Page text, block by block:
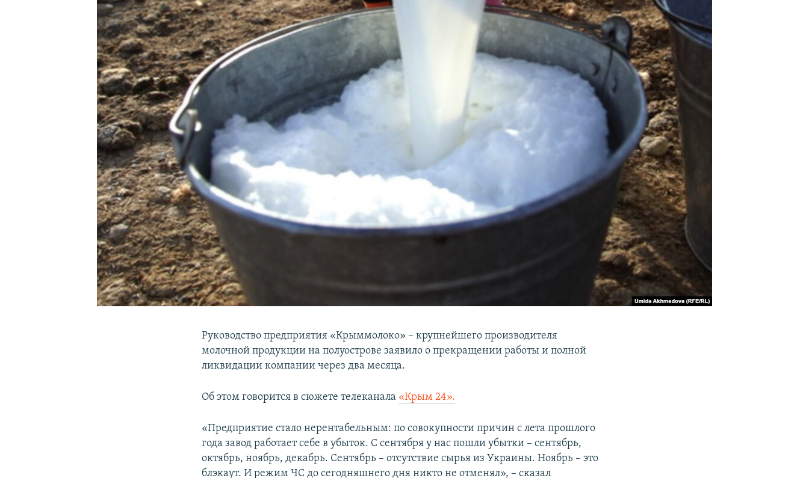
КРЫМ.НЕПОКОРЕННЫЙ
УКРАИНСКАЯ ПРОБЛЕМА КРЫМА
Руководство предприятия «Крыммолоко» – крупнейшего производителя
молочной продукции на полуострове заявило о прекращении работы и полной
ликвидации компании через два месяца.
Об этом говорится в сюжете телеканала «Крым 24».
«Предприятие стало нерентабельным: по совокупности причин с лета прошлого
года завод работает себе в убыток. С сентября у нас пошли убытки – сентябрь,
октябрь, ноябрь, декабрь. Сентябрь – отсутствие сырья из Украины. Ноябрь – это
блэкаут. И режим ЧС до сегодняшнего дня никто не отменял», – сказал